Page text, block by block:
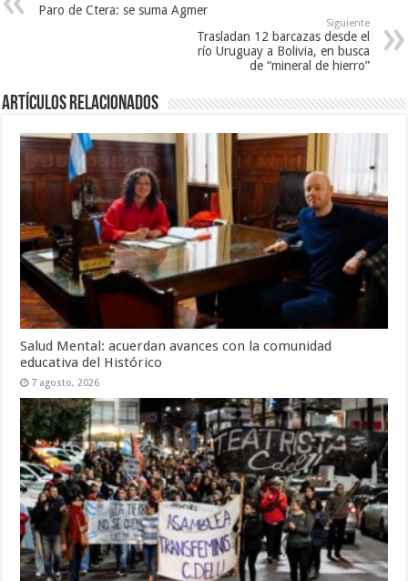
Paro de Ctera: se suma Agmer
Siguiente
Trasladan 12 barcazas desde el
río Uruguay a Bolivia, en busca
de “mineral de hierro”
Artículos Relacionados
Salud Mental: acuerdan avances con la comunidad
educativa del Histórico
7 agosto, 2026